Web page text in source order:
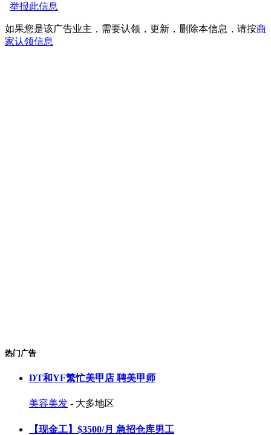
举报此信息
如果您是该广告业主，需要认领，更新，删除本信息，请按商
家认领信息
热门广告
DT和YF繁忙美甲店 聘美甲师
美容美发 - 大多地区
【现金工】$3500/月 急招仓库男工